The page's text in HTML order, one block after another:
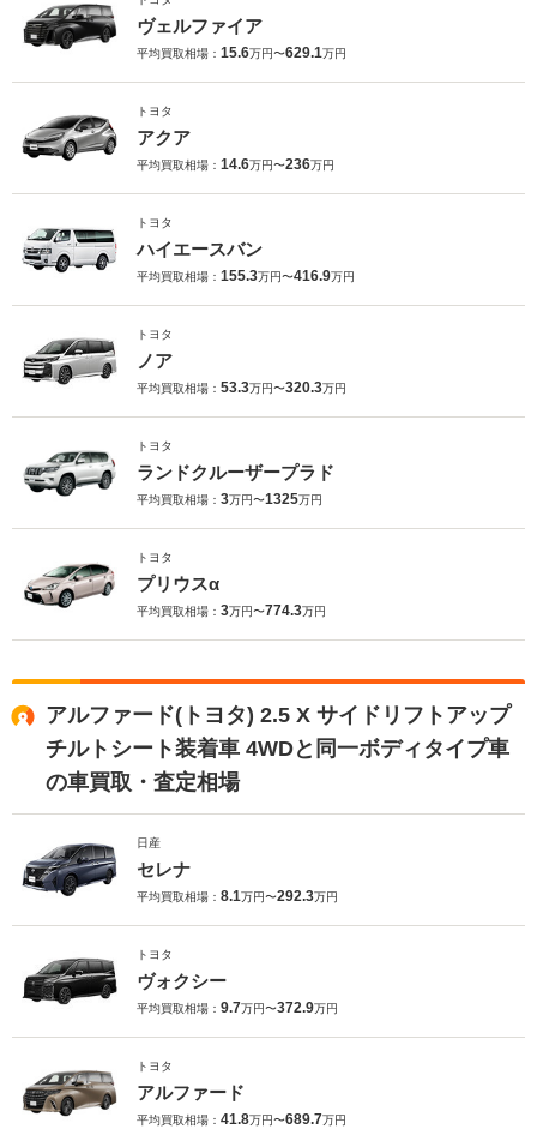
ヴェルファイア
平均買取相場： 15.6万円〜629.1万円
トヨタ
アクア
平均買取相場： 14.6万円〜236万円
トヨタ
ハイエースバン
平均買取相場： 155.3万円〜416.9万円
トヨタ
ノア
平均買取相場： 53.3万円〜320.3万円
トヨタ
ランドクルーザープラド
平均買取相場： 3万円〜1325万円
トヨタ
プリウスα
平均買取相場： 3万円〜774.3万円
アルファード(トヨタ) 2.5 X サイドリフトアップ
チルトシート装着車 4WDと同一ボディタイプ車
の車買取・査定相場
日産
セレナ
平均買取相場： 8.1万円〜292.3万円
トヨタ
ヴォクシー
平均買取相場： 9.7万円〜372.9万円
トヨタ
アルファード
平均買取相場： 41.8万円〜689.7万円